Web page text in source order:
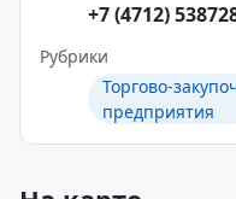
+7 (4712)
Рубрики
Торгово-
предприятия